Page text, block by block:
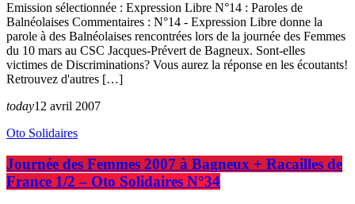
Emission sélectionnée : Expression Libre N°14 : Paroles de
Balnéolaises Commentaires : N°14 - Expression Libre donne la
parole à des Balnéolaises rencontrées lors de la journée des Femmes
du 10 mars au CSC Jacques-Prévert de Bagneux. Sont-elles
victimes de Discriminations? Vous aurez la réponse en les écoutants!
Retrouvez d'autres […]
today12 avril 2007
Oto Solidaires
Journée des Femmes 2007 à Bagneux + Racailles de
France 1/2 – Oto Solidaires N°34